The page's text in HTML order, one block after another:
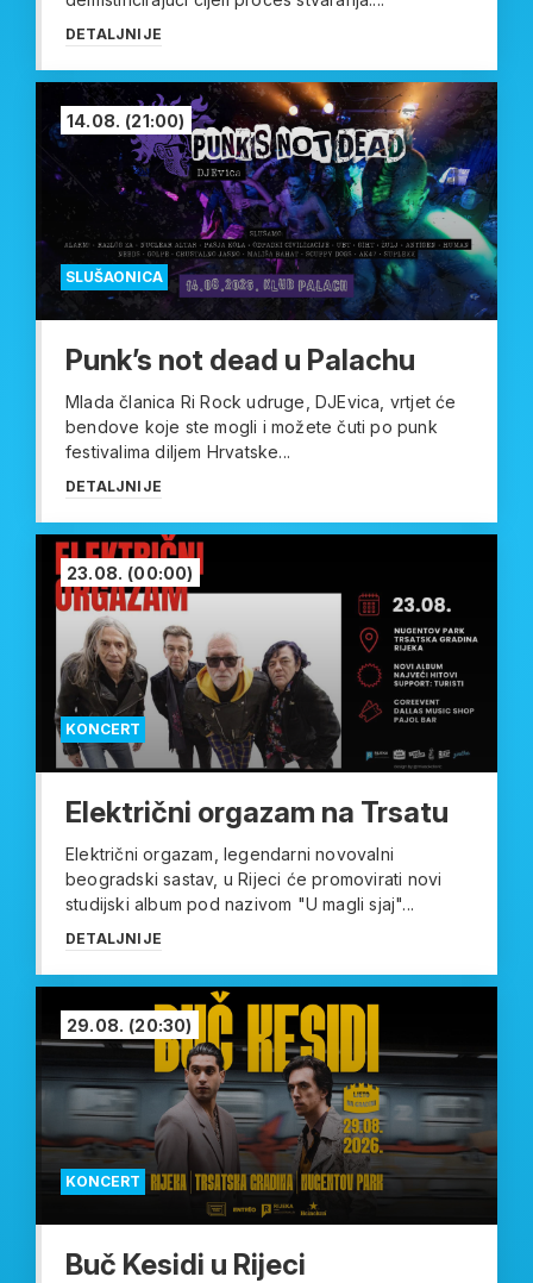
DETALJNIJE
SLUŠAONICA
14.08. (21:00)
Punk’s not dead u Palachu
Mlada članica Ri Rock udruge, DJEvica, vrtjet će
bendove koje ste mogli i možete čuti po punk
festivalima diljem Hrvatske...
DETALJNIJE
KONCERT
23.08. (00:00)
Električni orgazam na Trsatu
Električni orgazam, legendarni novovalni
beogradski sastav, u Rijeci će promovirati novi
studijski album pod nazivom "U magli sjaj"...
DETALJNIJE
KONCERT
29.08. (20:30)
Buč Kesidi u Rijeci